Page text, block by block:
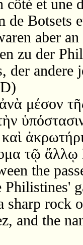
côté et une
de Botsets
aber
zu der
der andere
μέσον
τῷ
the
Philistines'
sharp rock
and the